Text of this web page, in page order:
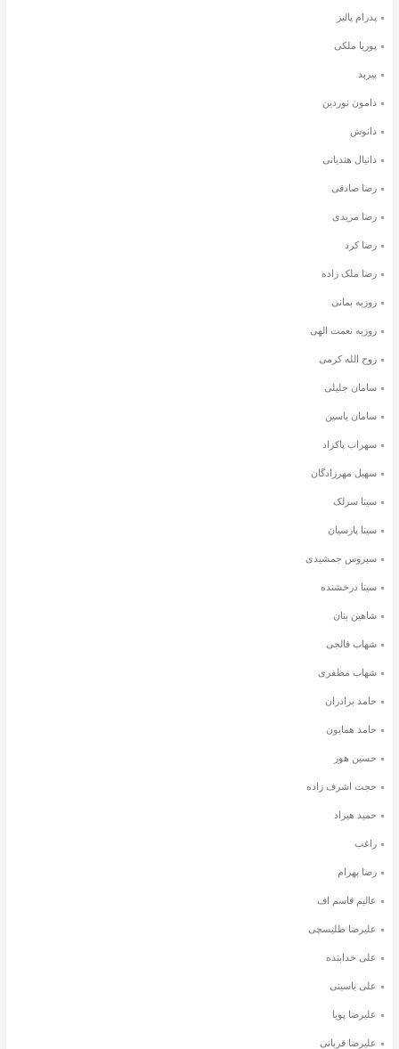
پدرام پالیز
پوریا ملکی
پیربد
دامون نوردین
دانوش
دانیال هندیانی
رضا صادقی
رضا مریدی
رضا کرد
رضا ملک زاده
روزبه بمانی
روزبه نعمت الهی
روح الله کرمی
سامان جلیلی
سامان یاسین
سهراب پاکزاد
سهیل مهرزادگان
سینا سرلک
سینا پارسیان
سیروس جمشیدی
سینا درخشنده
شاهین بنان
شهاب فالجی
شهاب مظفری
حامد برادران
حامد همایون
حسین هور
حجت اشرف زاده
حمید هیراد
راغب
رضا بهرام
عالیم قاسم اف
علیرضا طلیسچی
علی خدابنده
علی یاسینی
علیرضا پویا
علیرضا قربانی